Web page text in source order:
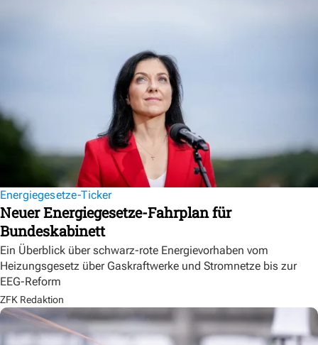
Energiegesetze-Ticker
Neuer Energiegesetze-Fahrplan für
Bundeskabinett
Ein Überblick über schwarz-rote Energievorhaben vom
Heizungsgesetz über Gaskraftwerke und Stromnetze bis zur
EEG-Reform
ZFK Redaktion